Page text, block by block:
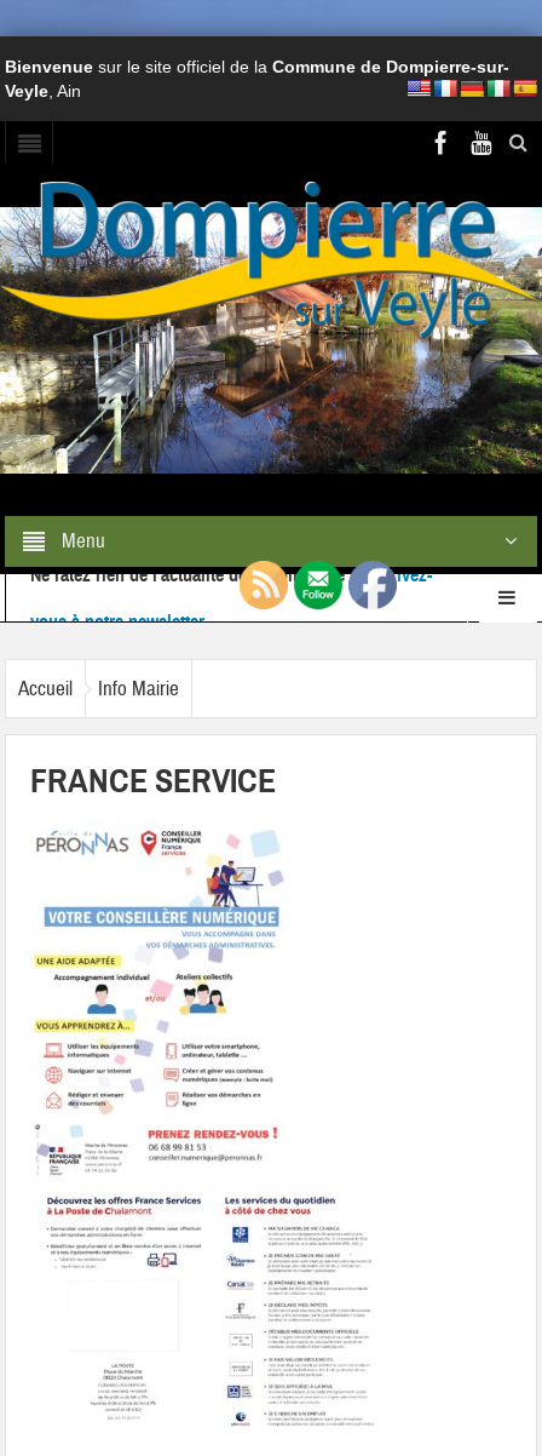
Bienvenuesur le site officiel de laCommune de Dompierre-sur-
Veyle , Ain
Menu
Ne ratez rien de l'actualité de la commune :inscrivez-
Accueil
Info Mairie
FRANCE SERVICE